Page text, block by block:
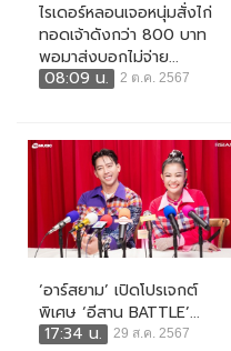
ไรเดอร์หลอนเจอหนุ่มสั่งไก่
ทอดเจ้าดังกว่า 800 บาท
พอมาส่งบอกไม่จ่าย...
08:09 น.
2 ต.ค. 2567
‘อาร์สยาม’ เปิดโปรเจกต์
พิเศษ ‘อีสาน BATTLE’...
17:34 น.
29 ส.ค. 2567